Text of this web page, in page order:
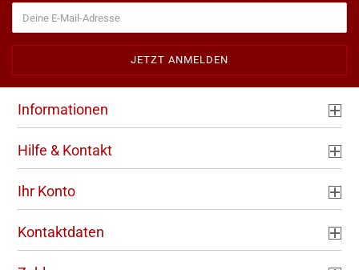
Informationen
Hilfe & Kontakt
Ihr Konto
Kontaktdaten